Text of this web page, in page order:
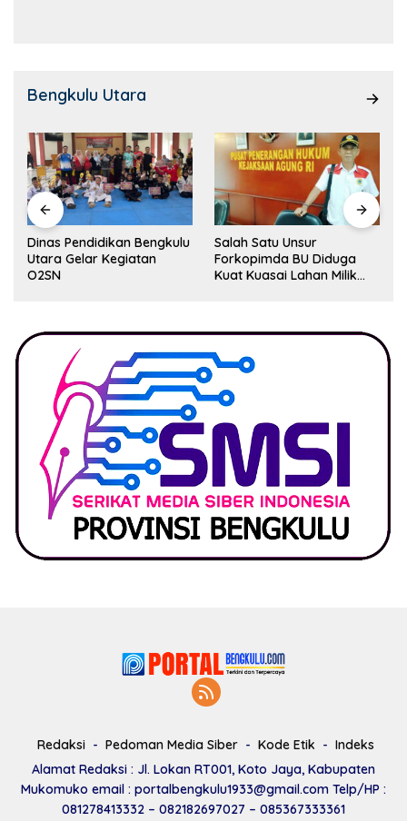
Bengkulu Utara
Dinas Pendidikan Bengkulu
Utara Gelar Kegiatan
O2SN
Salah Satu Unsur
Forkopimda BU Diduga
Kuat Kuasai Lahan Milik
Redaksi Pedoman Media Siber Kode Etik
Indeks
Alamat Redaksi : Jl. Lokan RT001, Koto Jaya, Kabupaten
Mukomuko email : portalbengkulu1933@gmail.com Telp/HP :
081278413332 – 082182697027 – 085367333361